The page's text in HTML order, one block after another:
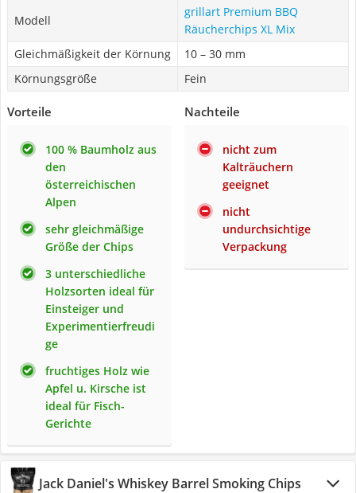
Modell
grillart Premium BBQ
Räucherchips XL Mix
Gleichmäßigkeit der Körnung
10 – 30 mm
Körnungsgröße
Fein
Vorteile
100 % Baumholz aus
den
österreichischen
Alpen
sehr gleichmäßige
Größe der Chips
3 unterschiedliche
Holzsorten ideal für
Einsteiger und
Experimentierfreudi
ge
fruchtiges Holz wie
Apfel u. Kirsche ist
ideal für Fisch-
Gerichte
Nachteile
nicht zum
Kalträuchern
geeignet
nicht
undurchsichtige
Verpackung
Jack Daniel's Whiskey Barrel Smoking Chips